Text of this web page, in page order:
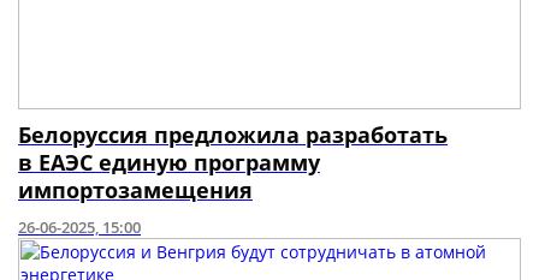
Белоруссия предложила разработать
в ЕАЭС единую программу
импортозамещения
26-06-2025, 15:00